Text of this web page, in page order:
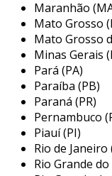
ideal para
perfeito é
principais
para eixos
existem diversos
um projetado para
requisitos de
tipo de
uma operação
Maranhão
Mato Grosso
Mato Grosso
Minas Gerais
Pará (PA)
Paraíba (PB)
Paraná (PR)
Pernambuco
Piauí (PI)
Rio de Janeiro
Rio Grande